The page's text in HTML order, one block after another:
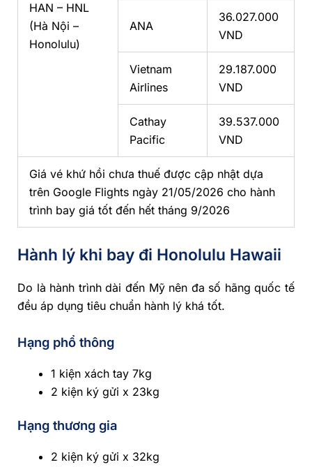
HAN – HNL
(Hà Nội –
Honolulu)
ANA
36.027.000
VND
Vietnam
Airlines
29.187.000
VND
Cathay
Pacific
39.537.000
VND
Giá vé khứ hồi chưa thuế được cập nhật dựa
trên Google Flights ngày 21/05/2026 cho hành
trình bay giá tốt đến hết tháng 9/2026
Hành lý khi bay đi Honolulu Hawaii
Do là hành trình dài đến Mỹ nên đa số hãng quốc tế
đều áp dụng tiêu chuẩn hành lý khá tốt.
Hạng phổ thông
1 kiện xách tay 7kg
2 kiện ký gửi x 23kg
Hạng thương gia
2 kiện ký gửi x 32kg